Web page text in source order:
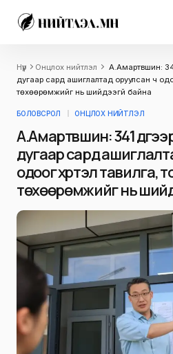
Нүүр Онцлох нийтлэл
А.Амартүвшин:
дугаар сард ашиглалтад оруулсан ч
төхөөрөмжийг нь шийдээгүй байна
БОЛОВСРОЛ ОНЦЛОХ НИЙТЛЭЛ
А.Амартүвшин: 341
дугаар сард
одоог хүртэл тавилга,
төхөөрөмжийг нь